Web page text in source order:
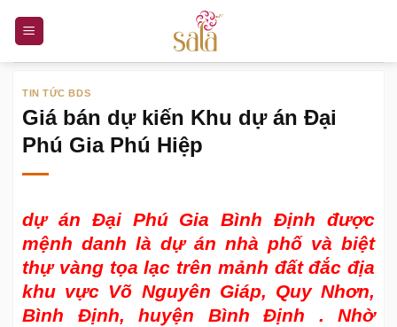
nội
TIN TỨC BDS
Giá bán dự kiến Khu dự án Đại
Phú Gia Phú Hiệp
dự án Đại Phú Gia Bình Định được
mệnh danh là dự án nhà phố và biệt
thự vàng tọa lạc trên mảnh đất đắc địa
khu vực Võ Nguyên Giáp, Quy Nhơn,
Bình Định, huyện Bình Định . Nhờ